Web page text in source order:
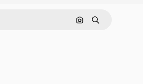
画像で検索
検索